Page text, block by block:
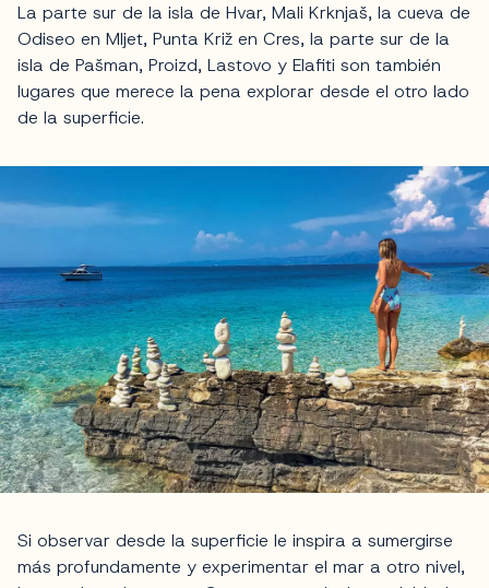
La parte sur de la isla de Hvar, Mali Krknjaš, la cueva de
Odiseo en Mljet, Punta Križ en Cres, la parte sur de la
isla de Pašman, Proizd, Lastovo y Elafiti son también
lugares que merece la pena explorar desde el otro lado
de la superficie.
Si observar desde la superficie le inspira a sumergirse
más profundamente y experimentar el mar a otro nivel,